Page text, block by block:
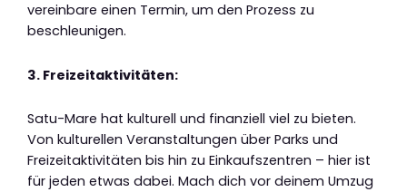
vereinbare einen Termin, um den Prozess zu
beschleunigen.
3. Freizeitaktivitäten:
Satu-Mare hat kulturell und finanziell viel zu bieten.
Von kulturellen Veranstaltungen über Parks und
Freizeitaktivitäten bis hin zu Einkaufszentren – hier ist
für jeden etwas dabei. Mach dich vor deinem Umzug